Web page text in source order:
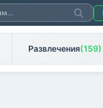
Поиск
Развлечения(159)